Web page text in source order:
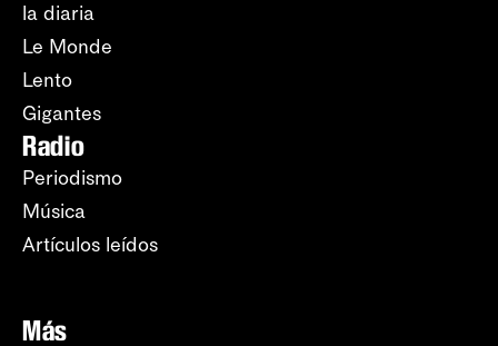
la diaria
Le Monde
Lento
Gigantes
Radio
Periodismo
Música
Artículos leídos
Más